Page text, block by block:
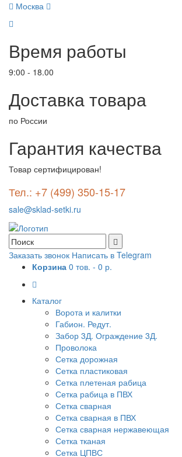
Москва
Время работы
9:00 - 18.00
Доставка товара
по России
Гарантия качества
Товар сертифицирован!
Тел.: +7 (499) 350-15-17
sale@sklad-setki.ru
Заказать звонок Написать в Telegram
Корзина 0 тов. - 0 р.
Каталог
Ворота и калитки
Габион. Редут.
Забор 3Д. Ограждение 3Д.
Проволока
Сетка дорожная
Сетка пластиковая
Сетка плетеная рабица
Сетка рабица в ПВХ
Сетка сварная
Сетка сварная в ПВХ
Сетка сварная нержавеющая
Сетка тканая
Сетка ЦПВС